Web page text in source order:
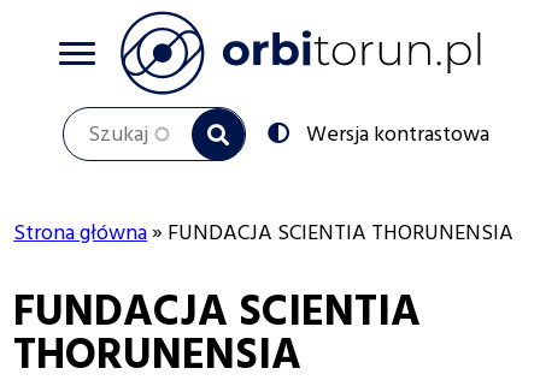
Szukaj
Przełącz
na:
Wersja kontrastowa
nawigacyjna
Strona główna FUNDACJA SCIENTIA THORUNENSIA
FUNDACJA SCIENTIA
THORUNENSIA